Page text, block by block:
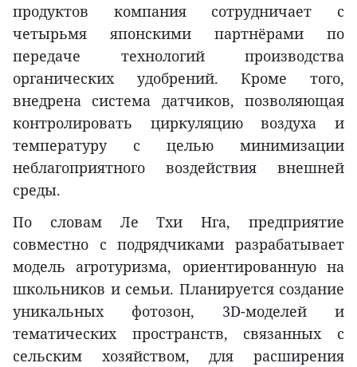
продуктов компания сотрудничает с
четырьмя японскими партнёрами по
передаче технологий производства
органических удобрений. Кроме того,
внедрена система датчиков, позволяющая
контролировать циркуляцию воздуха и
температуру с целью минимизации
неблагоприятного воздействия внешней
среды.
По словам Ле Тхи Нга, предприятие
совместно с подрядчиками разрабатывает
модель агротуризма, ориентированную на
школьников и семьи. Планируется создание
уникальных фотозон, 3D-моделей и
тематических пространств, связанных с
сельским хозяйством, для расширения